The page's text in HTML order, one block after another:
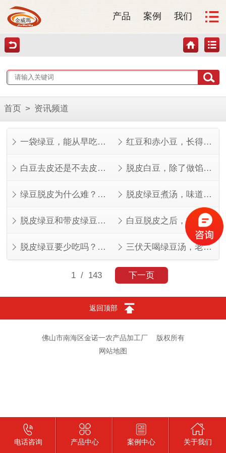
产品 案例 我们
首页 > 资讯频道
一袋绿豆，能从早吃到晚 红豆和赤小豆，长得像但不是一回事
白豆去皮还是不去皮？看完这几点就知道了 脱皮白豆，除了做馅还能做什么？
绿豆脱皮为什么难？看完就知道了 脱皮绿豆煮汤，味道其实不一样
脱皮绿豆和带皮绿豆，功效差在哪？ 白豆脱皮之后，能做的菜比想象中多
脱皮绿豆要少吃吗？看人看量 三伏天喝绿豆汤，老一辈的讲究有道理
1/ 143 下一页
返回顶部
佛山市南海区金诺一农产品加工厂
版权所有
网站地图
电话咨询 产品中心 案例中心 关于我们